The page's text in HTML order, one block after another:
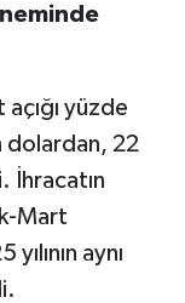
yüzde
dolardan, 22
İhracatın
Mart
aynı